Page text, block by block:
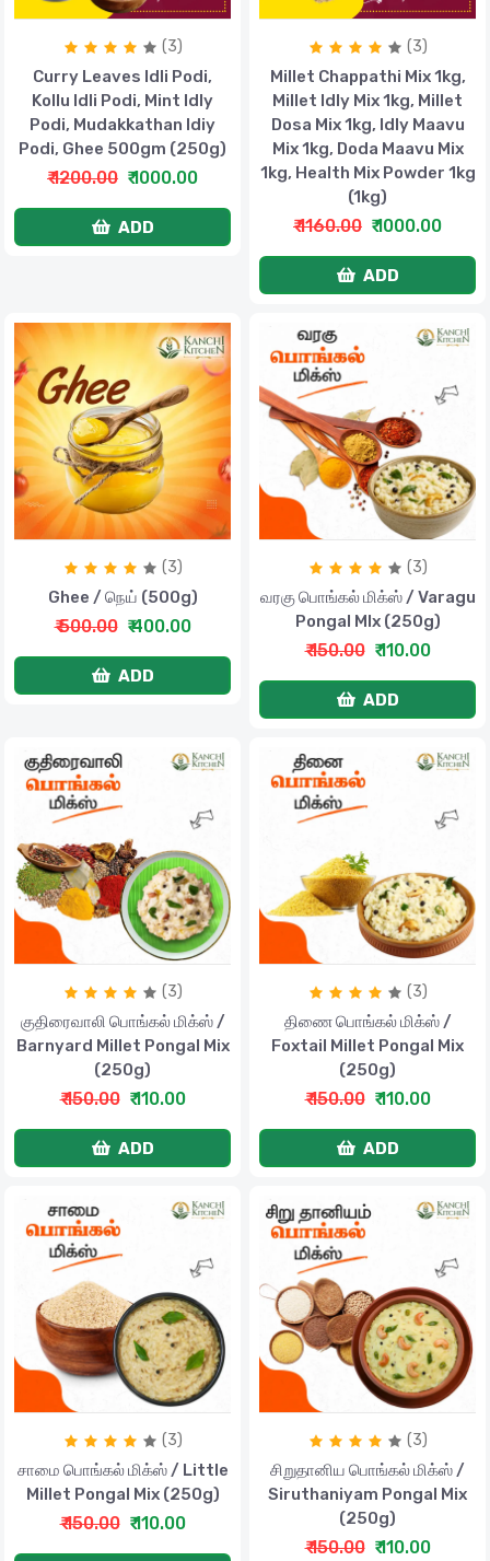
(3)
Curry Leaves Idli Podi,
Kollu Idli Podi, Mint Idly
Podi, Mudakkathan Idiy
Podi, Ghee 500gm (250g)
₹ 1200.00 ₹ 1000.00
ADD
(3)
Millet Chappathi Mix 1kg,
Millet Idly Mix 1kg, Millet
Dosa Mix 1kg, Idly Maavu
Mix 1kg, Doda Maavu Mix
1kg, Health Mix Powder 1kg
(1kg)
₹ 1160.00 ₹ 1000.00
ADD
(3)
Ghee / நெய் (500g)
₹ 500.00 ₹ 400.00
ADD
(3)
வரகு பொங்கல் மிக்ஸ் / Varagu
Pongal MIx (250g)
₹ 150.00 ₹ 110.00
ADD
(3)
குதிரைவாலி பொங்கல் மிக்ஸ் /
Barnyard Millet Pongal Mix
(250g)
₹ 150.00 ₹ 110.00
ADD
(3)
திணை பொங்கல் மிக்ஸ் /
Foxtail Millet Pongal Mix
(250g)
₹ 150.00 ₹ 110.00
ADD
(3)
சாமை பொங்கல் மிக்ஸ் / Little
Millet Pongal Mix (250g)
₹ 150.00 ₹ 110.00
(3)
சிறுதானிய பொங்கல் மிக்ஸ் /
Siruthaniyam Pongal Mix
(250g)
₹ 150.00 ₹ 110.00